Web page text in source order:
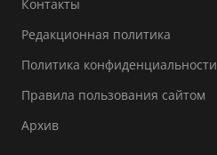
Контакты
Редакционная политика
Политика конфиденциальности
Правила пользования сайтом
Архив